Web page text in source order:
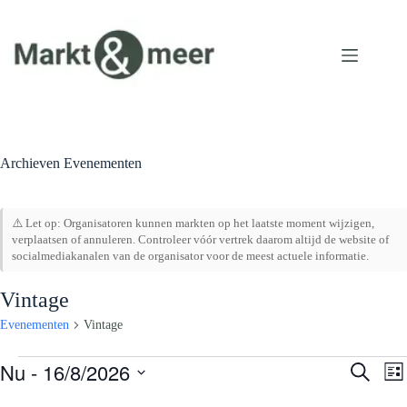
inhoud
Archieven Evenementen
⚠️ Let op: Organisatoren kunnen markten op het laatste moment wijzigen,
verplaatsen of annuleren. Controleer vóór vertrek daarom altijd de website of
socialmediakanalen van de organisator voor de meest actuele informatie.
Vintage
Evenementen Vintage
Evenementen
E
Z
E
v
L
Nu - 16/8/2026